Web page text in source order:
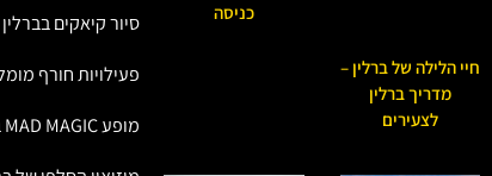
חיי הלילה של ברלין –
מדריך ברלין
לצעירים
כניסה
סיור קיאקים בברלין
פעילויות חורף
מופע MAD MAGIC בברלין